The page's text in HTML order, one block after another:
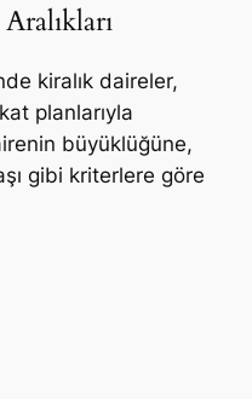
kiralık daireler,
planlarıyla
büyüklüğüne,
gibi kriterlere göre